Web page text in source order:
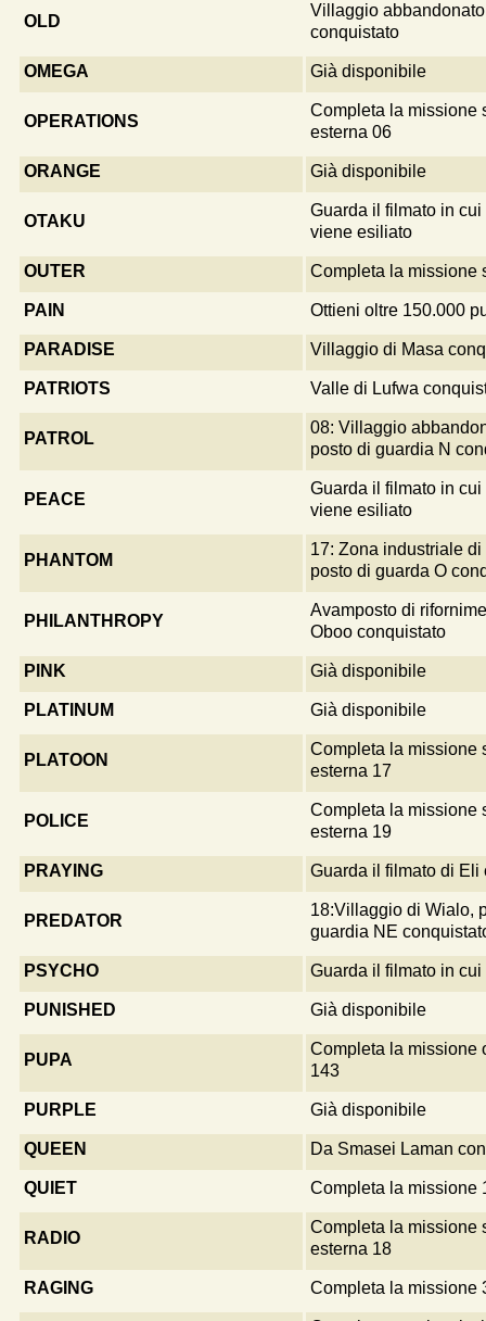
OLD
Villaggio
conquistato
OMEGA Già disponibile
OPERATIONS
Completa la missione
esterna 06
ORANGE Già disponibile
OTAKU
Guarda il filmato in
viene esiliato
OUTER Completa la missione
PAIN Ottieni oltre 150.000
PARADISE Villaggio di Masa
PATRIOTS Valle di Lufwa
PATROL
08: Villaggio
posto di guardia N
PEACE
Guarda il filmato in
viene esiliato
PHANTOM
17: Zona industriale
posto di guarda O
PHILANTHROPY
Avamposto di
Oboo conquistato
PINK Già disponibile
PLATINUM Già disponibile
PLATOON
Completa la missione
esterna 17
POLICE
Completa la missione
esterna 19
PRAYING Guarda il filmato di Eli
PREDATOR
18:Villaggio di Wialo,
guardia NE
PSYCHO Guarda il filmato in
PUNISHED Già disponibile
PUPA
Completa la missione
143
PURPLE Già disponibile
QUEEN Da Smasei Laman
QUIET Completa la missione
RADIO
Completa la missione
esterna 18
RAGING Completa la missione